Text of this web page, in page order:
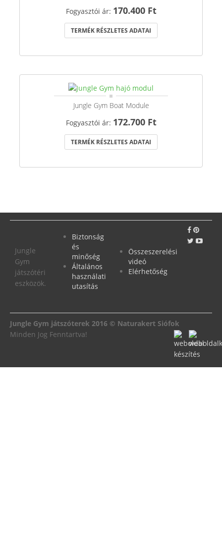
Fogyasztói ár: 170.400 Ft
TERMÉK RÉSZLETES ADATAI
Jungle Gym Boat Module
Fogyasztói ár: 172.700 Ft
TERMÉK RÉSZLETES ADATAI
Jungle
Gym
játszótéri
eszközök.
Biztonság
és
minőség
Általános
használati
utasítás
Összeszerelési
videó
Elérhetőség
Jungle Gym játszóterek 2016 © Naturakert Siófok
Minden Jog Fenntartva!